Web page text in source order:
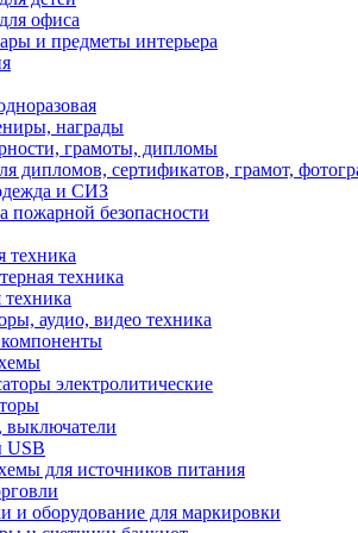
офиса
и предметы интерьера
награды
грамоты, дипломы
дипломов, сертификатов, грамот,
и СИЗ
пожарной безопасности
техника
техника
аудио, видео техника
электролитические
USB
для источников питания
и оборудование для маркировки